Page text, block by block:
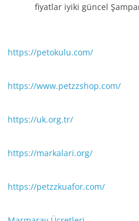
fiyatlar iyiki güncel
https://petokulu.com/
https://www.petzzshop.com/
https://uk.org.tr/
https://markalari.org/
https://petzzkuafor.com/